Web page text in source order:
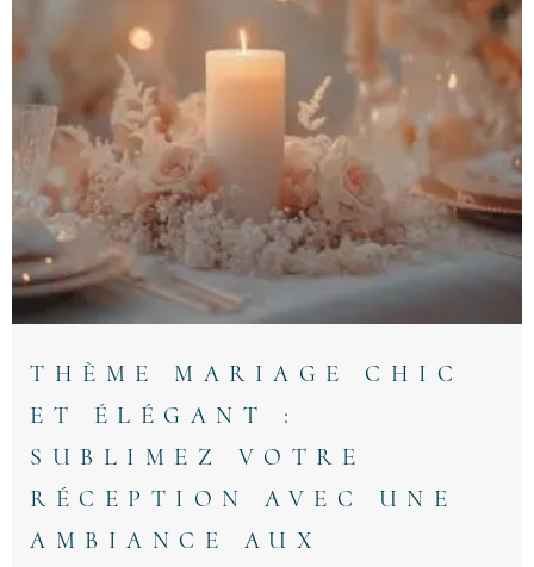
THÈME MARIAGE CHIC
ET ÉLÉGANT :
SUBLIMEZ VOTRE
RÉCEPTION AVEC UNE
AMBIANCE AUX